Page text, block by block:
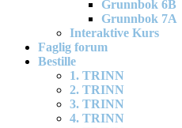
Grunnbok 6B
Grunnbok 7A
Interaktive Kurs
Faglig forum
Bestille
1. TRINN
2. TRINN
3. TRINN
4. TRINN